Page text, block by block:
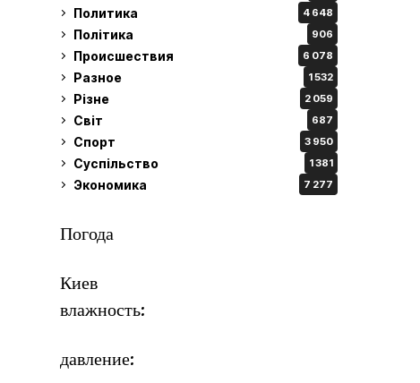
Политика 4 648
Політика 906
Происшествия 6 078
Разное 1 532
Різне 2 059
Світ 687
Спорт 3 950
Суспільство 1 381
Экономика 7 277
Погода
Киев
влажность:
давление: